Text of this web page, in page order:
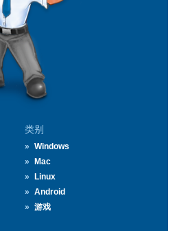
类别
Windows
Mac
Linux
Android
游戏